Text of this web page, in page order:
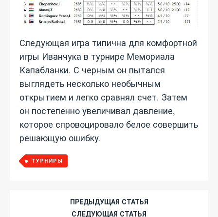
Следующая игра типична для комфортной
игры Иванчука в турнире Мемориала
Капабланки. С черным он пытался
выглядеть несколько необычным
открытием и легко сравнял счет. Затем
он постепенно увеличивал давление,
которое спровоцировало белое совершить
решающую ошибку.
ТУРНИРЫ
ПРЕДЫДУЩАЯ СТАТЬЯ
СЛЕДУЮЩАЯ СТАТЬЯ